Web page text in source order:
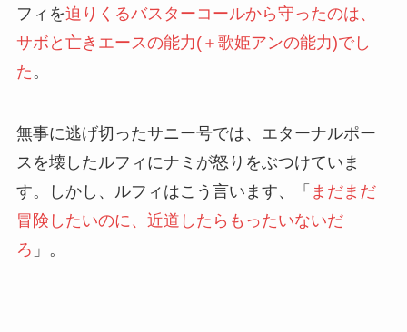
フィを迫りくるバスターコールから守ったのは、
サボと亡きエースの能力(＋歌姫アンの能力)でし
た。
無事に逃げ切ったサニー号では、エターナルポー
スを壊したルフィにナミが怒りをぶつけていま
す。しかし、ルフィはこう言います、「 まだまだ
冒険したいのに、近道したらもったいないだ
ろ 」。